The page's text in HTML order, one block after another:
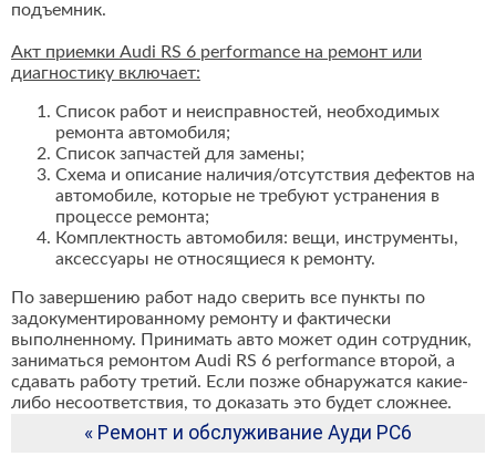
подъемник.
Акт приемки Audi RS 6 performance на ремонт или
диагностику включает:
Список работ и неисправностей, необходимых
ремонта автомобиля;
Список запчастей для замены;
Схема и описание наличия/отсутствия дефектов на
автомобиле, которые не требуют устранения в
процессе ремонта;
Комплектность автомобиля: вещи, инструменты,
аксессуары не относящиеся к ремонту.
По завершению работ надо сверить все пункты по
задокументированному ремонту и фактически
выполненному. Принимать авто может один сотрудник,
заниматься ремонтом Audi RS 6 performance второй, а
сдавать работу третий. Если позже обнаружатся какие-
либо несоответствия, то доказать это будет сложнее.
« Ремонт и обслуживание Ауди РС6